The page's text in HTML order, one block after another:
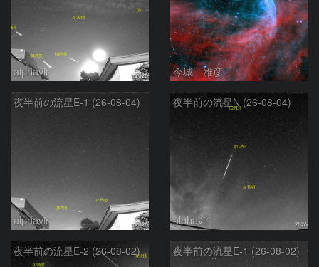
alphavir 今城 雅彦
夜半前の流星E-1 (26-08-04)
alphavir
夜半前の流星N (26-08-04)
alphavir
夜半前の流星E-2 (26-08-02) 夜半前の流星E-1 (26-08-02)